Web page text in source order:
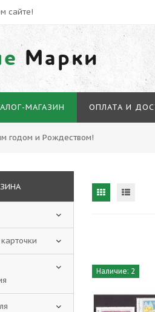
сайте!
Марки
МАГАЗИН ОПЛАТА И
годом и Рождеством!
Наличие: 2